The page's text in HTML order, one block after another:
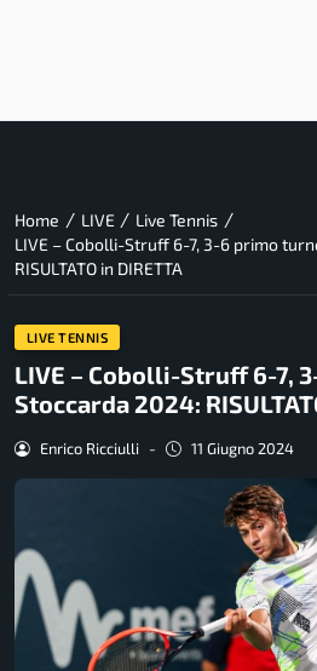
Home / LIVE / Live Tennis /
LIVE – Cobolli-Struff 6-7, 3-6 primo
RISULTATO in DIRETTA
LIVE TENNIS
LIVE – Cobolli-Struff 6-7,
Stoccarda 2024:
Enrico Ricciulli - 11 Giugno 2024